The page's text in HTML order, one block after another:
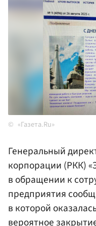
«Газета.Ru»
Генеральный
корпорации (РКК)
в обращении к
предприятия
в которой
вероятное